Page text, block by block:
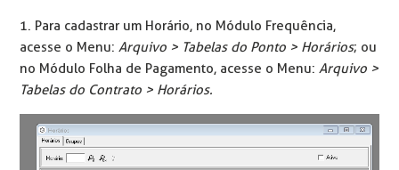
1. Para cadastrar um Horário, no Módulo Frequência,
acesse o Menu: Arquivo > Tabelas do Ponto > Horários; ou
no Módulo Folha de Pagamento, acesse o Menu: Arquivo >
Tabelas do Contrato > Horários.